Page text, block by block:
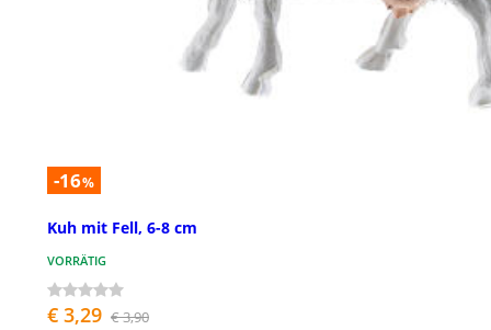
-16%
Kuh mit Fell, 6-8 cm
VORRÄTIG
€ 3,29 € 3,90